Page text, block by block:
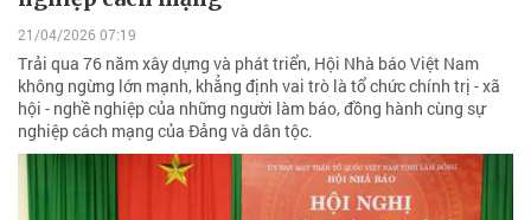
21/04/2026 07:19
Trải qua 76 năm xây dựng và phát triển, Hội Nhà báo Việt Nam
không ngừng lớn mạnh, khẳng định vai trò là tổ chức chính trị - xã
hội - nghề nghiệp của những người làm báo, đồng hành cùng sự
nghiệp cách mạng của Đảng và dân tộc.